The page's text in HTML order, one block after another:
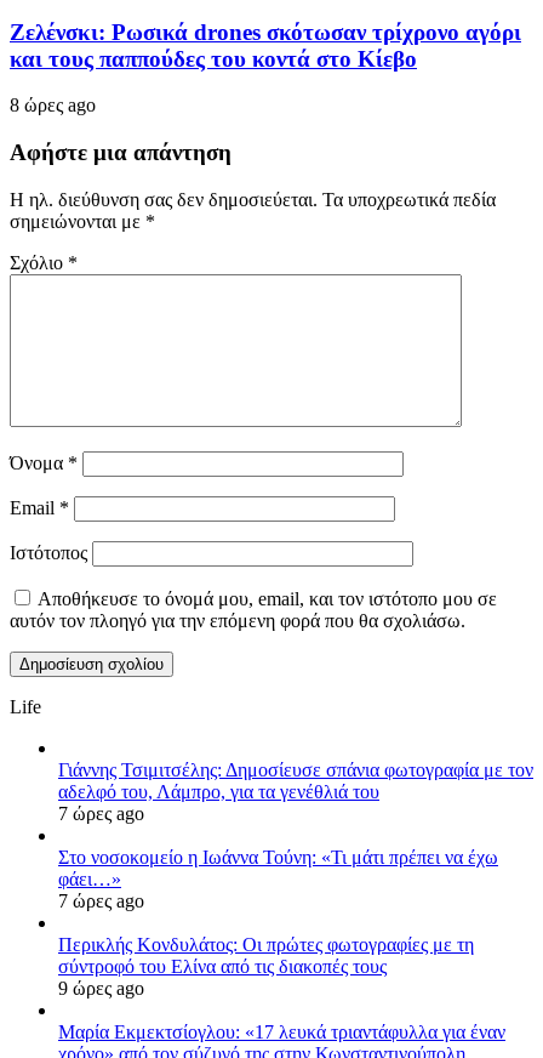
Ζελένσκι: Ρωσικά drones σκότωσαν τρίχρονο αγόρι
και τους παππούδες του κοντά στο Κίεβο
8 ώρες ago
Αφήστε μια απάντηση
Η ηλ. διεύθυνση σας δεν δημοσιεύεται. Τα υποχρεωτικά πεδία
σημειώνονται με *
Σχόλιο *
Όνομα *
Email *
Ιστότοπος
Αποθήκευσε το όνομά μου, email, και τον ιστότοπο μου σε
αυτόν τον πλοηγό για την επόμενη φορά που θα σχολιάσω.
Life
Γιάννης Τσιμιτσέλης: Δημοσίευσε σπάνια φωτογραφία με τον
αδελφό του, Λάμπρο, για τα γενέθλιά του
7 ώρες ago
Στο νοσοκομείο η Ιωάννα Τούνη: «Τι μάτι πρέπει να έχω
φάει…»
7 ώρες ago
Περικλής Κονδυλάτος: Οι πρώτες φωτογραφίες με τη
σύντροφό του Ελίνα από τις διακοπές τους
9 ώρες ago
Μαρία Εκμεκτσίογλου: «17 λευκά τριαντάφυλλα για έναν
χρόνο» από τον σύζυγό της στην Κωνσταντινούπολη